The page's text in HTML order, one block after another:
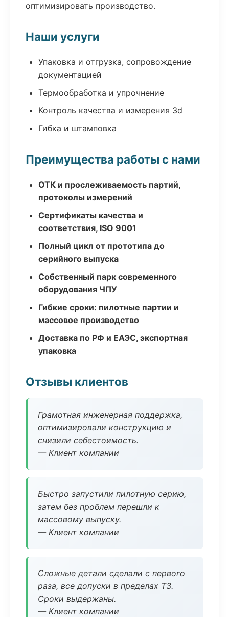
оптимизировать производство.
Наши услуги
Упаковка и отгрузка, сопровождение
документацией
Термообработка и упрочнение
Контроль качества и измерения 3d
Гибка и штамповка
Преимущества работы с нами
ОТК и прослеживаемость партий,
протоколы измерений
Сертификаты качества и
соответствия, ISO 9001
Полный цикл от прототипа до
серийного выпуска
Собственный парк современного
оборудования ЧПУ
Гибкие сроки: пилотные партии и
массовое производство
Доставка по РФ и ЕАЭС, экспортная
упаковка
Отзывы клиентов
Грамотная инженерная поддержка,
оптимизировали конструкцию и
снизили себестоимость.
— Клиент компании
Быстро запустили пилотную серию,
затем без проблем перешли к
массовому выпуску.
— Клиент компании
Сложные детали сделали с первого
раза, все допуски в пределах ТЗ.
Сроки выдержаны.
— Клиент компании